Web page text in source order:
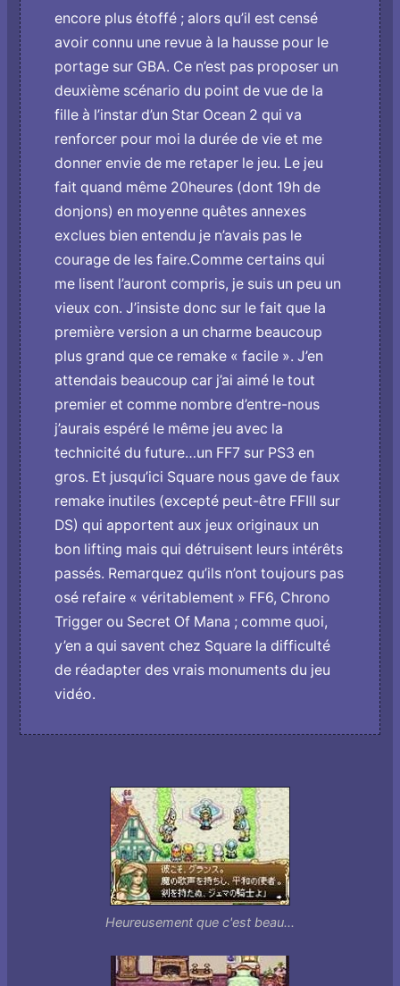
encore plus étoffé ; alors qu’il est censé
avoir connu une revue à la hausse pour le
portage sur GBA. Ce n’est pas proposer un
deuxième scénario du point de vue de la
fille à l’instar d’un Star Ocean 2 qui va
renforcer pour moi la durée de vie et me
donner envie de me retaper le jeu. Le jeu
fait quand même 20heures (dont 19h de
donjons) en moyenne quêtes annexes
exclues bien entendu je n’avais pas le
courage de les faire.Comme certains qui
me lisent l’auront compris, je suis un peu un
vieux con. J’insiste donc sur le fait que la
première version a un charme beaucoup
plus grand que ce remake « facile ». J’en
attendais beaucoup car j’ai aimé le tout
premier et comme nombre d’entre-nous
j’aurais espéré le même jeu avec la
technicité du future…un FF7 sur PS3 en
gros. Et jusqu’ici Square nous gave de faux
remake inutiles (excepté peut-être FFIII sur
DS) qui apportent aux jeux originaux un
bon lifting mais qui détruisent leurs intérêts
passés. Remarquez qu’ils n’ont toujours pas
osé refaire « véritablement » FF6, Chrono
Trigger ou Secret Of Mana ; comme quoi,
y’en a qui savent chez Square la difficulté
de réadapter des vrais monuments du jeu
vidéo.
Heureusement que c'est beau...